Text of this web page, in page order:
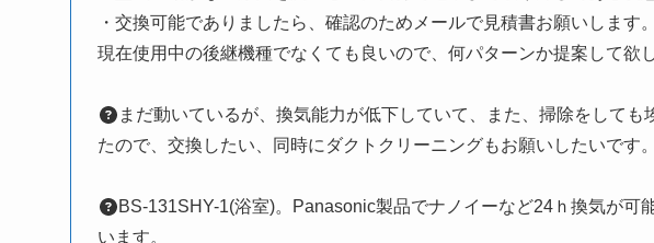
・交換可能でありましたら、確認のためメールで見積書お願いします。
現在使用中の後継機種でなくても良いので、何パターンか提案して欲し
まだ動いているが、換気能力が低下していて、また、掃除をして
たので、交換したい、同時にダクトクリーニングもお願いしたいです
BS-131SHY-1(浴室)。Panasonic製品でナノイーなど24ｈ換気が可
います。